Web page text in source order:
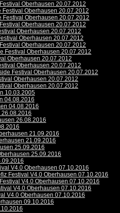
Oberhausen 20.07.2012
Festival Oberhausen 20.07.2012
Festival Oberhausen 20.07.2012
Oberhausen 20.07.2012
Oberhausen 20.07.2012
Oberhausen 20.07.2012
Oberhausen 20.07.2012
Festival Oberhausen 20.07.2012
Oberhausen 20.07.2012
Oberhausen 20.07.2012
Festival Oberhausen 20.07.2012
Oberhausen 20.07.2012
Oberhausen 20.07.2012
10.03.2005
04.08.2016
04.08.2016
26.08.2016
26.08.2016
21.09.2016
21.09.2016
25.09.2016
25.09.2016
V4.0 Oberhausen 07.10.2016
Festival V4.0 Oberhausen 07.10.2016
V4.0 Oberhausen 07.10.2016
V4.0 Oberhausen 07.10.2016
V4.0 Oberhausen 07.10.2016
09.10.2016